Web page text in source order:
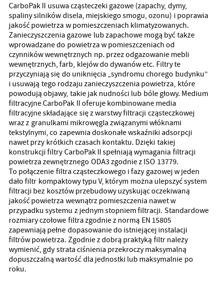
CarboPak II usuwa cząsteczeki gazowe (zapachy, dymy,
spaliny silników disela, miejskiego smogu, ozonu) i poprawia
jakość powietrza w pomieszczeniach klimatyzowanych.
Zanieczyszczenia gazowe lub zapachowe mogą być także
wprowadzane do powietrza w pomieszczeniach od
czynników wewnętrznych np. przez odgazowanie mebli
wewnętrznych, farb, klejów do dywanów etc. Filtry te
przyczyniają się do uniknięcia „syndromu chorego budynku”
i usuwają tego rodzaju zanieczyszczenia powietrza, które
powodują objawy, takie jak nudności lub bóle głowy. Medium
filtracyjne CarboPak II oferuje kombinowane media
filtracyjne składające się z warstwy filtracji cząsteczkowej
wraz z granulkami mikrowęgla związanymi włóknami
tekstylnymi, co zapewnia doskonałe wskaźniki adsorpcji
nawet przy krótkich czasach kontaktu. Dzięki takiej
konstrukcji filtry CarboPak II spełniają wymagania filtracji
powietrza zewnętrznego ODA3 zgodnie z ISO 13779.
To połączenie filtra cząsteczkowego i fazy gazowej w jeden
dało filtr kompaktowy typu V, którym można ulepszyć system
filtracji bez kosztów przebudowy uzyskując oczekiwaną
jakość powietrza wewnątrz pomieszczenia nawet w
przypadku systemu z jednym stopniem filtracji. Standardowe
rozmiary czołowe filtra zgodnie z normą EN 15805
zapewniają pełne dopasowanie do istniejącej instalacji
filtrów powietrza. Zgodnie z dobrą praktyką filtr należy
wymienić, gdy strata ciśnienia przekroczy maksymalną
dopuszczalną wartość dla jednostki lub maksymalnie po
roku.